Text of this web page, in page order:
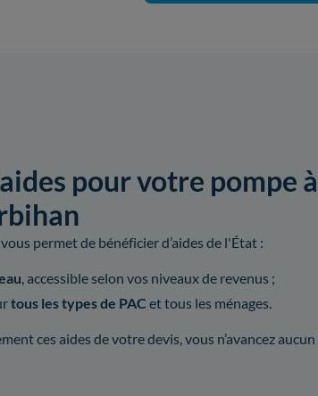
pour votre pompe à
permet de bénéficier d’aides de l'État :
, accessible selon vos niveaux de revenus ;
tous les types de PAC et tous les ménages.
ces aides de votre devis, vous n’avancez